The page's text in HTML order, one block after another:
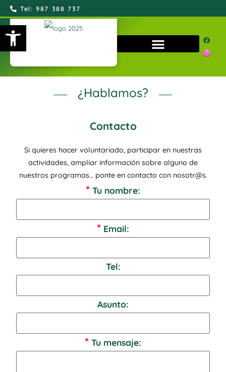
Abrir barra de herramientas
Tel: 987 388 737
⸺ ¿Hablamos? ⸺
Contacto
Si quieres hacer voluntariado, participar en nuestras
actividades, ampliar información sobre alguno de
nuestros programas… ponte en contacto con nosotr@s.
* Tu nombre:
* Email:
Tel:
Asunto:
* Tu mensaje: